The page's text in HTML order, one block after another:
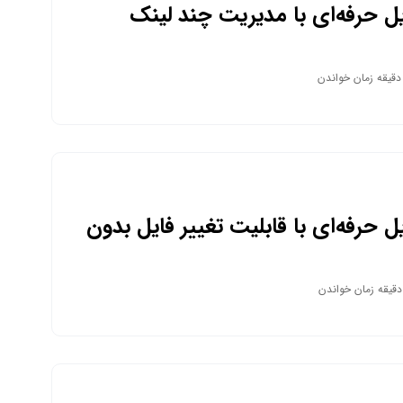
حرفه‌ای با مدیریت چند لینک
حرفه‌ای با قابلیت تغییر فایل بدون